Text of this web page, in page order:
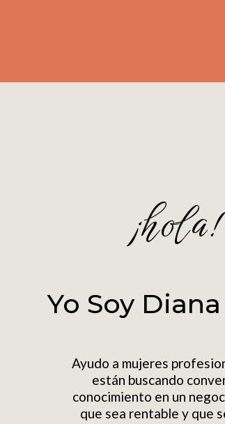
¡hola!
Yo Soy
Ayudo a mujeres
están buscando
conocimiento en un
que sea rentable y que